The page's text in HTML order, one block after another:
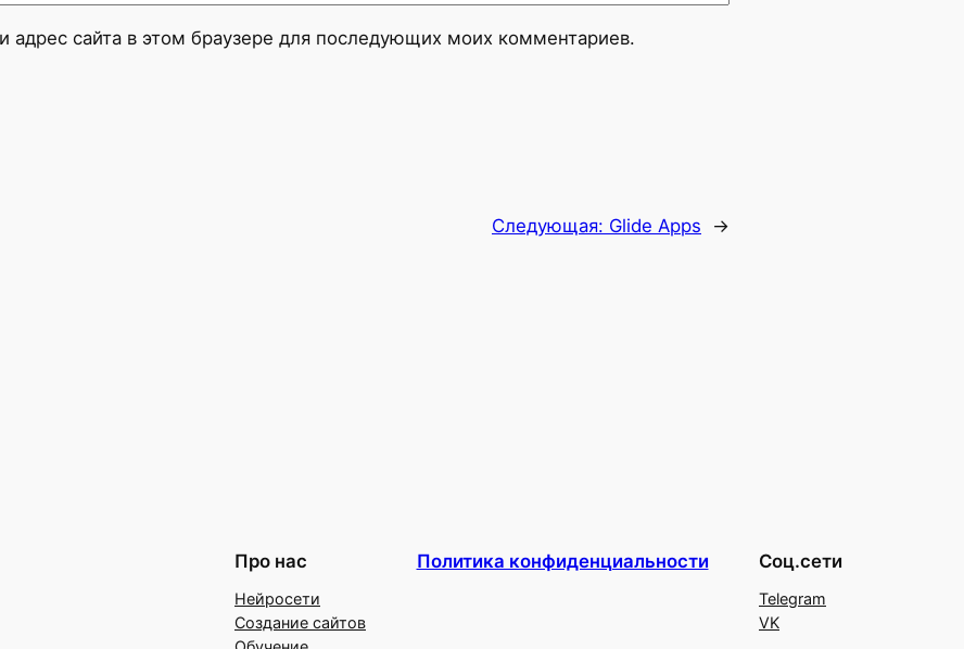
адрес сайта в этом браузере для последующих моих комментариев.
Следующая: Glide Apps →
Про нас
Нейросети
Создание сайтов
Политика конфиденциальности Соц.сети
Telegram
VK